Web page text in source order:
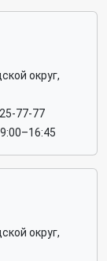
округ,
77-77
округ,